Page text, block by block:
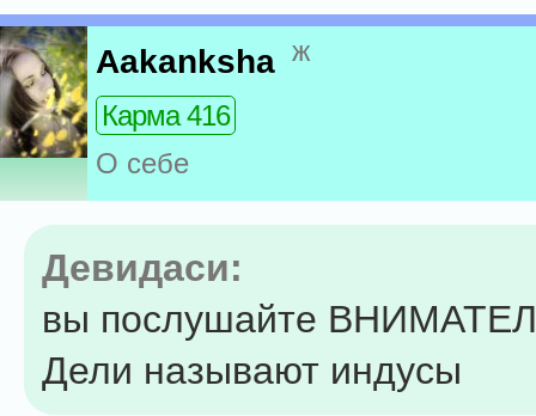
Aakanksha ж
Карма 416
О себе
Девидаси:
вы послушайте
Дели называют индусы